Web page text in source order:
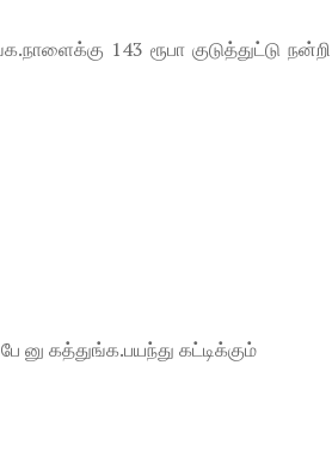
143 ரூபா குடுத்துட்டு நன்றி
னு கத்துங்க.பயந்து கட்டிக்கும்